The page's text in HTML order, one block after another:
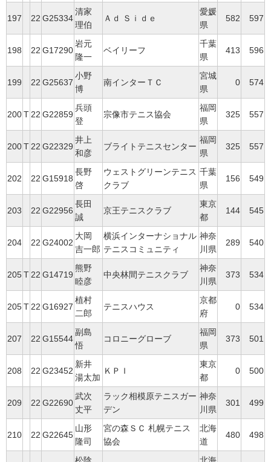
197 22 G25334
清家
理伯
Ａｄ Ｓｉｄｅ
愛媛
県
582 597
198 22 G17290
岩元
隆一
ベイリーフ
千葉
県
413 596
199 22 G25637
小野
博
南インターＴＣ
宮城
県
0 574
200T 22 G22859
兵頭
登
宗像市テニス協会
福岡
県
325 557
200T 22 G22329
井上
和彦
ブライトテニスセンター
福岡
県
325 557
202 22 G15918
長野
啓
ウェストグリーンテニス
クラブ
千葉
県
156 549
203 22 G22956
長田
誠
京王テニスクラブ
東京
都
144 545
204 22 G24002
大岡
吉一郎
横浜インターナショナル
テニスコミュニティ
神奈
川県
289 540
205T 22 G14719
熊野
睦彦
中央林間テニスクラブ
神奈
川県
373 534
205T 22 G16927
植村
二郎
テニスハウス
京都
府
0 534
207 22 G15544
副島
悟
コロニーグローブ
福岡
県
373 501
208 22 G23452
新井
湯太加
ＫＰＩ
東京
都
0 500
209 22 G22690
武次
丈平
ラック相模原テニスガー
デン
神奈
川県
301 499
210 22 G22645
山形
隆司
宮の森ＳＣ 札幌テニス
協会
北海
道
480 498